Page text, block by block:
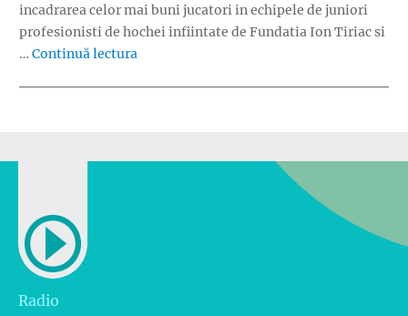
incadrarea celor mai buni jucatori in echipele de juniori
profesionisti de hochei infiintate de Fundatia Ion Tiriac si
… Continuă lectura
Radio